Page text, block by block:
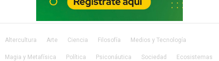
Altercultura Arte Ciencia Filosofía Medios y Tecnología
Magia y Metafísica Política Psiconáutica Sociedad Ecosistemas